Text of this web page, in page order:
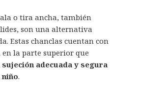
o tira ancha, también
son una alternativa
Estas chanclas cuentan con
la parte superior que
adecuada y segura
niño.